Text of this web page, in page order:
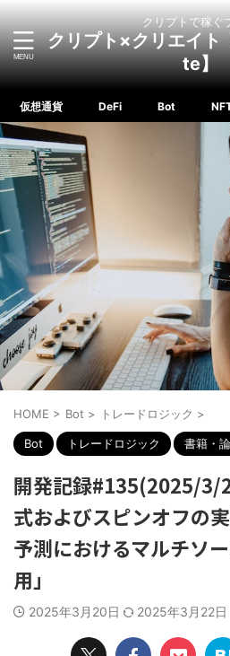
クリプトで稼ぐ
クリプト×クリエイ
te】
仮想通貨 DeFi Bot
HOME > Bot > トレードロジック >
Bot トレードロジック 書籍・
開発記録#135(2025/3/
式およびスピンオフの
予測におけるマルチソ
用」
2025年3月20日 2025年3月22日